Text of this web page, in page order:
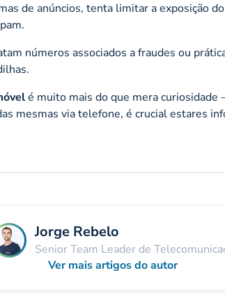
de anúncios, tenta limitar a exposição
números associados a fraudes ou
é muito mais do que mera curiosidade
mesmas via telefone, é crucial estares
Jorge Rebelo
Senior Team Leader de
Ver mais artigos do autor